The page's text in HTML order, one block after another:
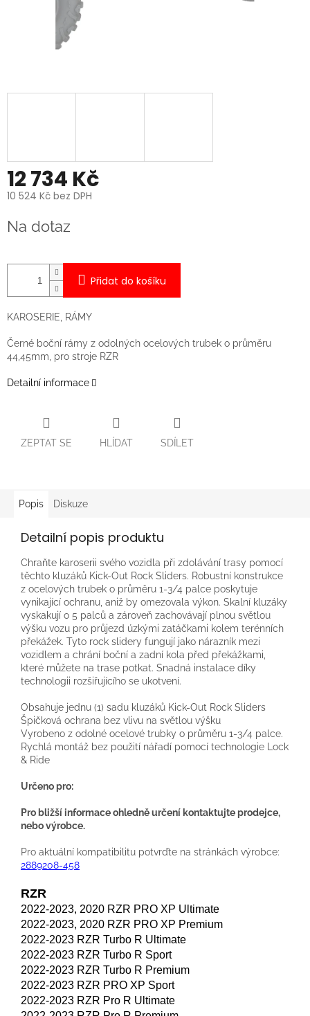
12 734 Kč
10 524 Kč bez DPH
cena:
Na dotaz
Přidat do košíku
KAROSERIE, RÁMY
Černé boční rámy z odolných ocelových trubek o průměru
44,45mm, pro stroje RZR
Detailní informace
ZEPTAT SE HLÍDAT SDÍLET
Popis Diskuze
Detailní popis produktu
Chraňte karoserii svého vozidla při zdolávání trasy pomocí
těchto kluzáků Kick-Out Rock Sliders. Robustní konstrukce
z ocelových trubek o průměru 1-3/4 palce poskytuje
vynikající ochranu, aniž by omezovala výkon. Skalní kluzáky
vyskakují o 5 palců a zároveň zachovávají plnou světlou
výšku vozu pro průjezd úzkými zatáčkami kolem terénních
překážek. Tyto rock slidery fungují jako nárazník mezi
vozidlem a chrání boční a zadní kola před překážkami,
které můžete na trase potkat. Snadná instalace díky
technologii rozšiřujícího se ukotvení.
Obsahuje jednu (1) sadu kluzáků Kick-Out Rock Sliders
Špičková ochrana bez vlivu na světlou výšku
Vyrobeno z odolné ocelové trubky o průměru 1-3/4 palce.
Rychlá montáž bez použití nářadí pomocí technologie Lock
& Ride
Určeno pro:
Pro bližší informace ohledně určení kontaktujte prodejce,
nebo výrobce.
Pro aktuální kompatibilitu potvrďte na stránkách výrobce:
2889208-458
RZR
2022-2023, 2020 RZR PRO XP Ultimate
2022-2023, 2020 RZR PRO XP Premium
2022-2023 RZR Turbo R Ultimate
2022-2023 RZR Turbo R Sport
2022-2023 RZR Turbo R Premium
2022-2023 RZR PRO XP Sport
2022-2023 RZR Pro R Ultimate